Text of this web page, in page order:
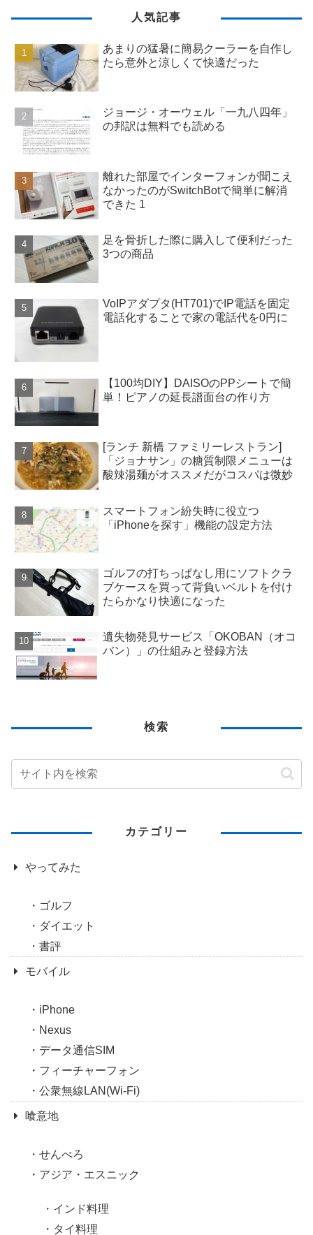
人気記事
あまりの猛暑に簡易クーラーを自作し
たら意外と涼しくて快適だった
ジョージ・オーウェル「一九八四年」
の邦訳は無料でも読める
離れた部屋でインターフォンが聞こえ
なかったのがSwitchBotで簡単に解消
できた 1
足を骨折した際に購入して便利だった
3つの商品
VoIPアダプタ(HT701)でIP電話を固定
電話化することで家の電話代を0円に
【100均DIY】DAISOのPPシートで簡
単！ピアノの延長譜面台の作り方
[ランチ 新橋 ファミリーレストラン]
「ジョナサン」の糖質制限メニューは
酸辣湯麺がオススメだがコスパは微妙
スマートフォン紛失時に役立つ
「iPhoneを探す」機能の設定方法
ゴルフの打ちっぱなし用にソフトクラ
ブケースを買って背負いベルトを付け
たらかなり快適になった
遺失物発見サービス「OKOBAN（オコ
バン）」の仕組みと登録方法
検索
カテゴリー
やってみた
ゴルフ
ダイエット
書評
モバイル
iPhone
Nexus
データ通信SIM
フィーチャーフォン
公衆無線LAN(Wi-Fi)
喰意地
せんべろ
アジア・エスニック
インド料理
タイ料理